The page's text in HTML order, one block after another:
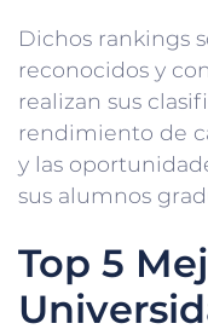
Dichos rankings
reconocidos y
realizan sus
rendimiento de
y las
sus alumnos
Top 5